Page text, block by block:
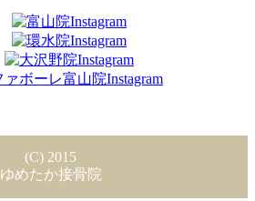
(C) 2015
ゆめたか接骨院